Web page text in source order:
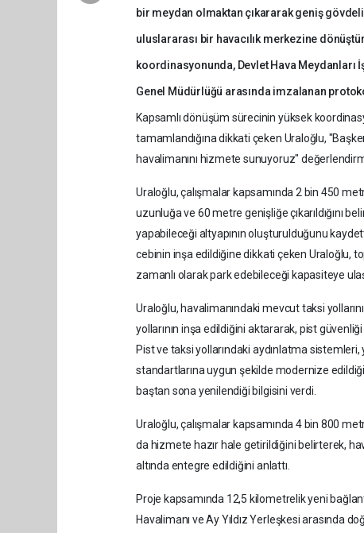
bir meydan olmaktan çıkararak geniş
uluslararası bir havacılık merkezine
koordinasyonunda, Devlet Hava Meydanları
Genel Müdürlüğü arasında imzalanan
Kapsamlı dönüşüm sürecinin yüksek
tamamlandığına dikkati çeken Uraloğlu,
havalimanını hizmete sunuyoruz"
Uraloğlu, çalışmalar kapsamında 2 bin 450
uzunluğa ve 60 metre genişliğe çıkarıldığını
yapabileceği altyapının oluşturulduğunu
cebinin inşa edildiğine dikkati çeken Uraloğlu,
zamanlı olarak park edebileceği kapasiteye
Uraloğlu, havalimanındaki mevcut taksi
yollarının inşa edildiğini aktararak, pist
Pist ve taksi yollarındaki aydınlatma sistemleri,
standartlarına uygun şekilde modernize
baştan sona yenilendiği bilgisini verdi.
Uraloğlu, çalışmalar kapsamında 4 bin 800
da hizmete hazır hale getirildiğini belirterek,
altında entegre edildiğini anlattı.
Proje kapsamında 12,5 kilometrelik yeni
Havalimanı ve Ay Yıldız Yerleşkesi arasında